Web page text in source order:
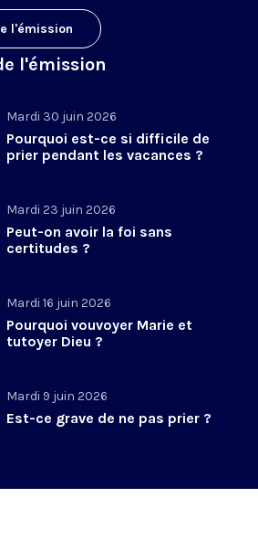
l'émission
l'émission
Mardi 30 juin 2026
Pourquoi est-ce si difficile de
prier pendant les vacances ?
Mardi 23 juin 2026
Peut-on avoir la foi sans
certitudes ?
Mardi 16 juin 2026
Pourquoi vouvoyer Marie et
tutoyer Dieu ?
Mardi 9 juin 2026
Est-ce grave de ne pas prier ?